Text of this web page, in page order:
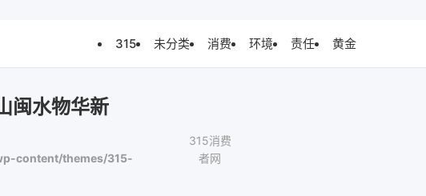
315 未分类 消费 环境 责任 黄金
闽水物华新
content/themes/315-
315消费
者网